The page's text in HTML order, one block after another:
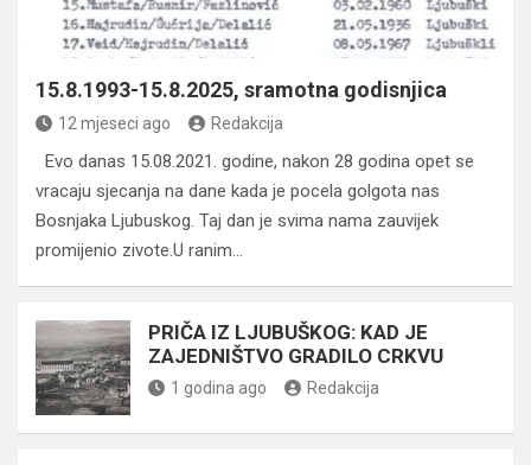
15.8.1993-15.8.2025, sramotna godisnjica
12 mjeseci ago Redakcija
Evo danas 15.08.2021. godine, nakon 28 godina opet se
vracaju sjecanja na dane kada je pocela golgota nas
Bosnjaka Ljubuskog. Taj dan je svima nama zauvijek
promijenio zivote.U ranim…
PRIČA IZ LJUBUŠKOG: KAD JE
ZAJEDNIŠTVO GRADILO CRKVU
1 godina ago Redakcija